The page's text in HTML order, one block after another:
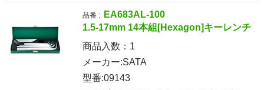
品番 :
EA683AL-100
1.5-17mm 14本組[Hexagon]キーレンチ
商品入数： 1
メーカー:SATA
型番:09143